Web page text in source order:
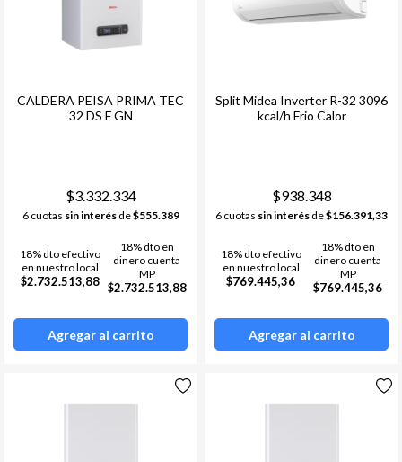
CALDERA PEISA PRIMA TEC
32 DS F GN
$3.332.334
6 cuotas sin interésde$555.389
18% dto efectivo
en nuestro local
$2.732.513,88
18% dto en
dinero cuenta
MP
$2.732.513,88
Agregar al carrito
Split Midea Inverter R-32 3096
kcal/h Frio Calor
$938.348
6 cuotas sin interés de$156.391,33
18% dto efectivo
en nuestro local
$769.445,36
18% dto en
dinero cuenta
MP
$769.445,36
Agregar al carrito